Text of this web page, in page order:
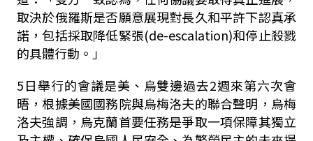
取決於俄羅斯是否願意展現對長久和平許下認真承
諾，包括採取降低緊張(de-escalation)和停止殺戮
的具體行動。」
5日舉行的會議是美、烏雙邊過去2週來第六次會
晤，根據美國國務院與烏梅洛夫的聯合聲明，烏梅
洛夫強調，烏克蘭首要任務是爭取一項保障其獨立